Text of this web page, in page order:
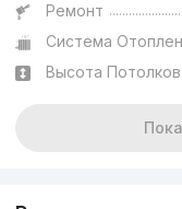
Ремонт
Система
Высота Потолков